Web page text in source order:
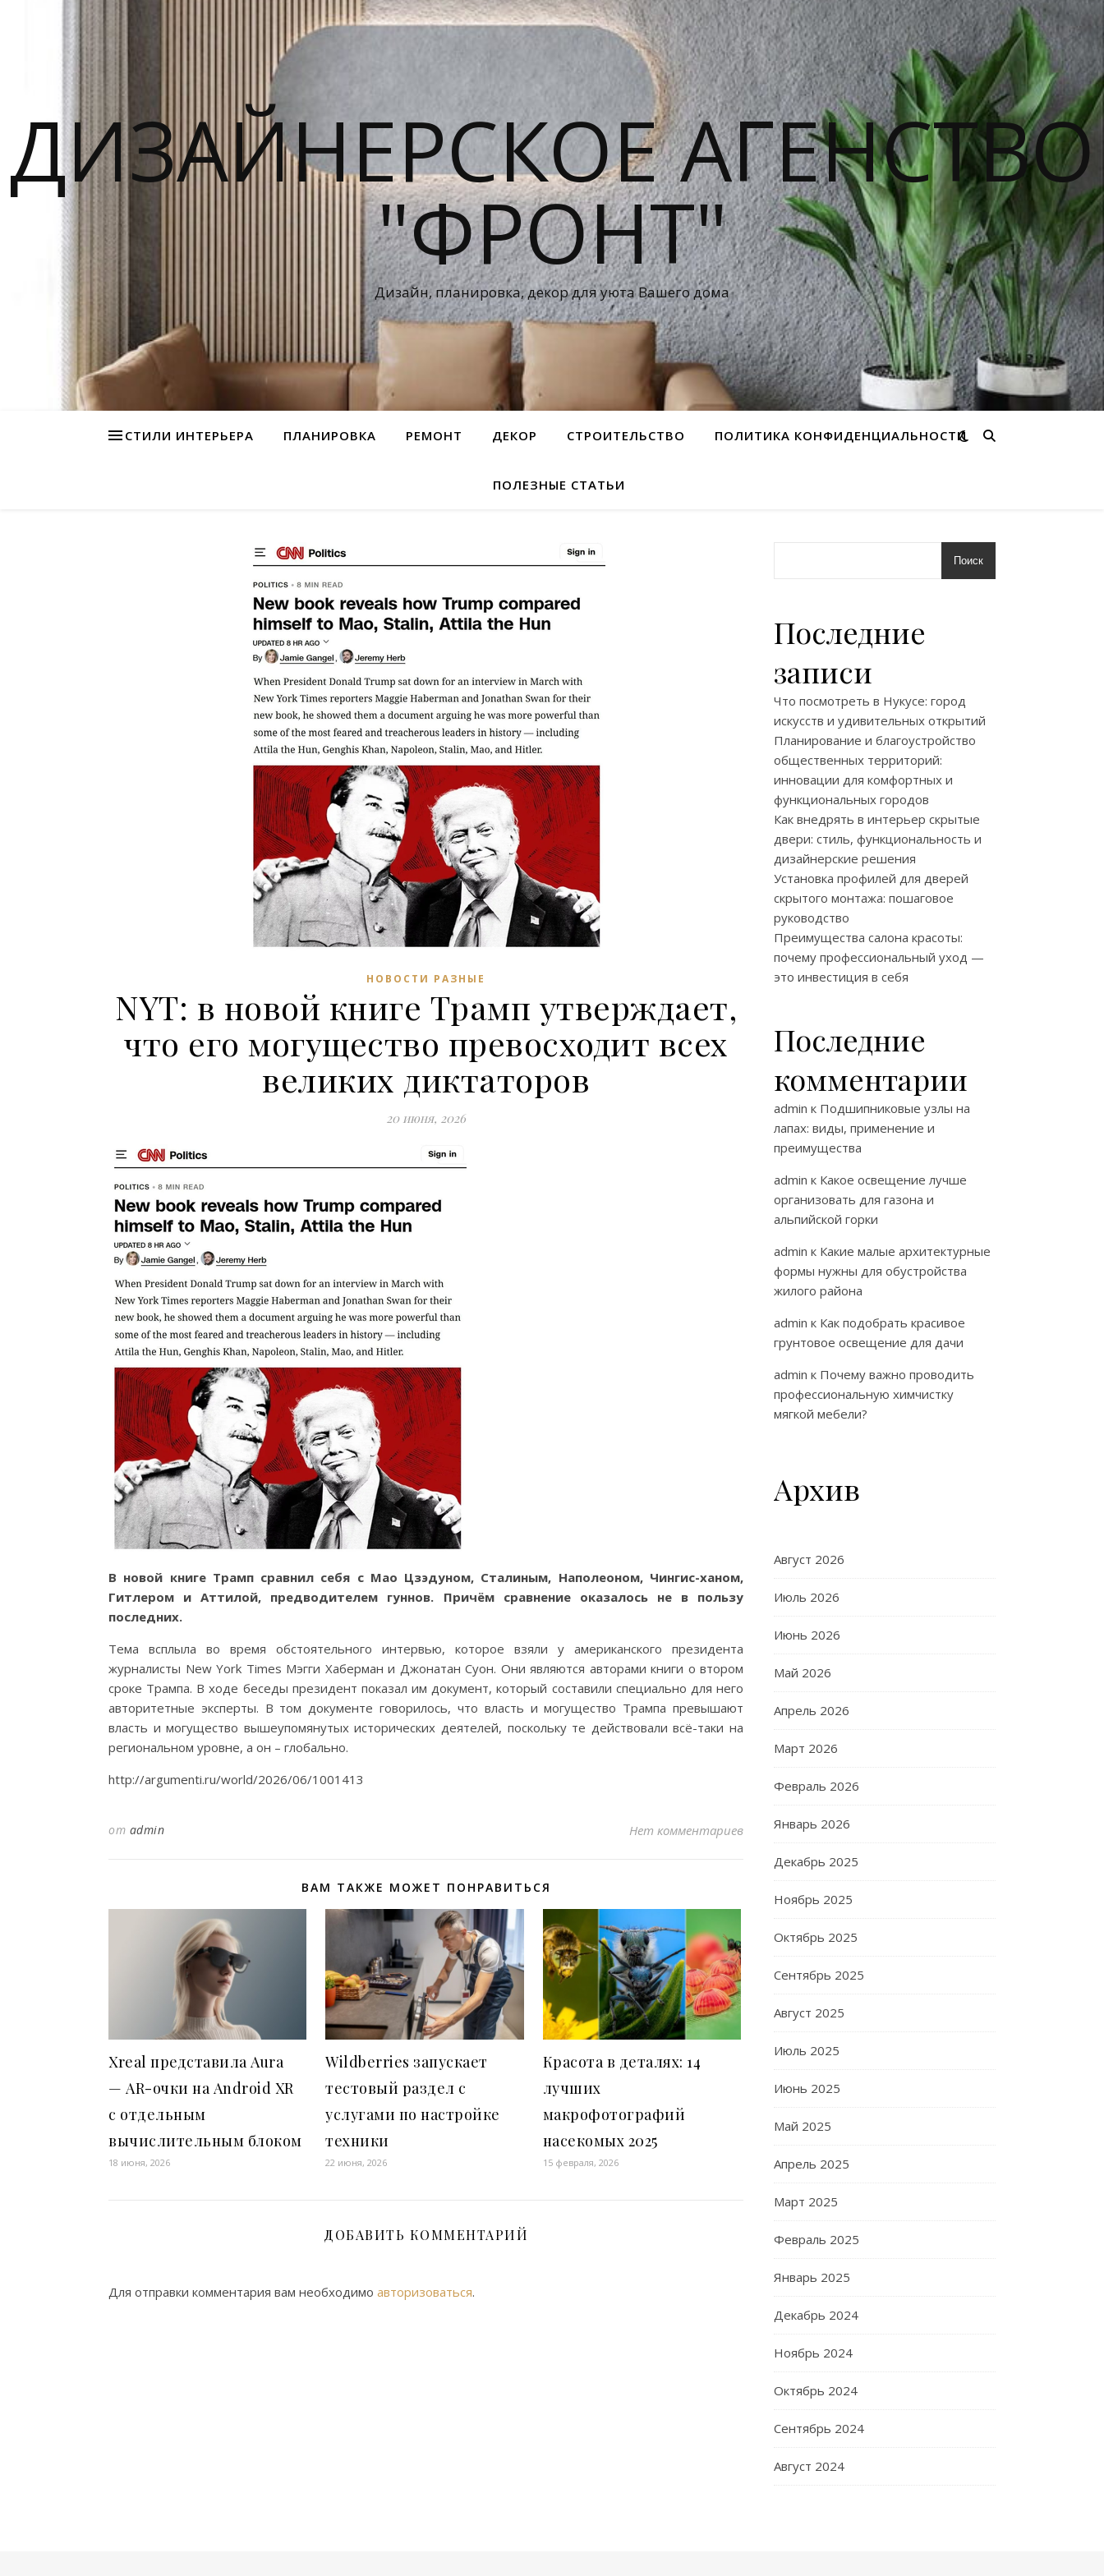
ДИЗАЙНЕРСКОЕ АГЕНСТВО
"ФРОНТ"
Дизайн, планировка, декор для уюта Вашего дома
СТИЛИ ИНТЕРЬЕРА ПЛАНИРОВКА РЕМОНТ ДЕКОР СТРОИТЕЛЬСТВО ПОЛИТИКА КОНФИДЕНЦИАЛЬНОСТИ
ПОЛЕЗНЫЕ СТАТЬИ
НОВОСТИ РАЗНЫЕ
NYT: в новой книге Трамп утверждает,
что его могущество превосходит всех
великих диктаторов
20 июня, 2026
В новой книге Трамп сравнил себя с Мао Цзэдуном, Сталиным, Наполеоном, Чингис-ханом,
Гитлером и Аттилой, предводителем гуннов. Причём сравнение оказалось не в пользу
последних.
Тема всплыла во время обстоятельного интервью, которое взяли у американского президента
журналисты New York Times Мэгги Хаберман и Джонатан Суон. Они являются авторами книги о втором
сроке Трампа. В ходе беседы президент показал им документ, который составили специально для него
авторитетные эксперты. В том документе говорилось, что власть и могущество Трампа превышают
власть и могущество вышеупомянутых исторических деятелей, поскольку те действовали всё-таки на
региональном уровне, а он – глобально.
http://argumenti.ru/world/2026/06/1001413
от admin Нет комментариев
ВАМ ТАКЖЕ МОЖЕТ ПОНРАВИТЬСЯ
Xreal представила Aura
— AR-очки на Android XR
с отдельным
вычислительным блоком
18 июня, 2026
Wildberries запускает
тестовый раздел с
услугами по настройке
техники
22 июня, 2026
Красота в деталях: 14
лучших
макрофотографий
насекомых 2025
15 февраля, 2026
ДОБАВИТЬ КОММЕНТАРИЙ
Для отправки комментария вам необходимо авторизоваться.
Поиск
Последние
записи
Что посмотреть в Нукусе: город
искусств и удивительных открытий
Планирование и благоустройство
общественных территорий:
инновации для комфортных и
функциональных городов
Как внедрять в интерьер скрытые
двери: стиль, функциональность и
дизайнерские решения
Установка профилей для дверей
скрытого монтажа: пошаговое
руководство
Преимущества салона красоты:
почему профессиональный уход —
это инвестиция в себя
Последние
комментарии
admin к Подшипниковые узлы на
лапах: виды, применение и
преимущества
admin к Какое освещение лучше
организовать для газона и
альпийской горки
admin к Какие малые архитектурные
формы нужны для обустройства
жилого района
admin к Как подобрать красивое
грунтовое освещение для дачи
admin к Почему важно проводить
профессиональную химчистку
мягкой мебели?
Архив
Август 2026
Июль 2026
Июнь 2026
Май 2026
Апрель 2026
Март 2026
Февраль 2026
Январь 2026
Декабрь 2025
Ноябрь 2025
Октябрь 2025
Сентябрь 2025
Август 2025
Июль 2025
Июнь 2025
Май 2025
Апрель 2025
Март 2025
Февраль 2025
Январь 2025
Декабрь 2024
Ноябрь 2024
Октябрь 2024
Сентябрь 2024
Август 2024